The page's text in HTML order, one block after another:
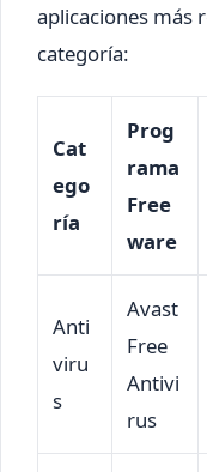
aplicaciones más
categoría:
Cat
ego
ría
Prog
rama
Free
ware
Anti
viru
s
Avast
Free
Antivi
rus